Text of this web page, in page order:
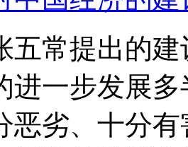
五常提出的
进一步发展
恶劣、十分